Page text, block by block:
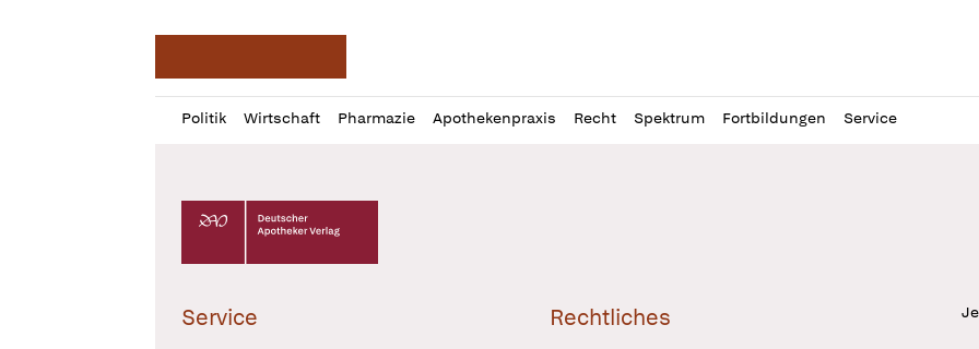
Politik Wirtschaft Pharmazie Apothekenpraxis Recht Spektrum Fortbildungen Service
Profil
öffnen
Daz
Pur
Deutscher Apotheker Verlag Logo
Service Rechtliches